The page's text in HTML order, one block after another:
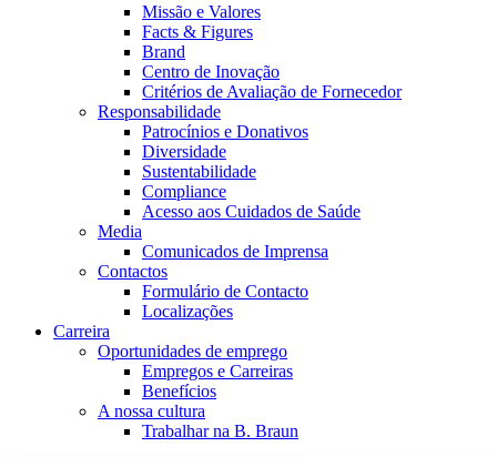
Missão e Valores
Facts & Figures
Brand
Centro de Inovação
Critérios de Avaliação de Fornecedor
Responsabilidade
Patrocínios e Donativos
Diversidade
Sustentabilidade
Compliance
Acesso aos Cuidados de Saúde
Media
Comunicados de Imprensa
Contactos
Formulário de Contacto
Localizações
Carreira
Oportunidades de emprego
Empregos e Carreiras
Benefícios
A nossa cultura
Trabalhar na B. Braun